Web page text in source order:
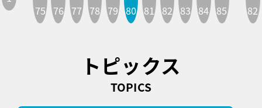
75
76 77 78 79 80 81 82 83 84 85
82
トピックス
TOPICS